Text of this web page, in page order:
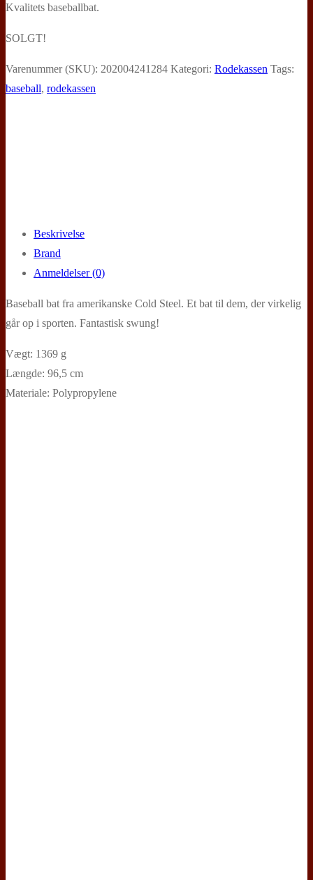
Kvalitets baseballbat.
SOLGT!
Varenummer (SKU): 202004241284 Kategori: Rodekassen Tags:
baseball, rodekassen
Beskrivelse
Brand
Anmeldelser (0)
Baseball bat fra amerikanske Cold Steel. Et bat til dem, der virkelig
går op i sporten. Fantastisk swung!
Vægt: 1369 g
Længde: 96,5 cm
Materiale: Polypropylene